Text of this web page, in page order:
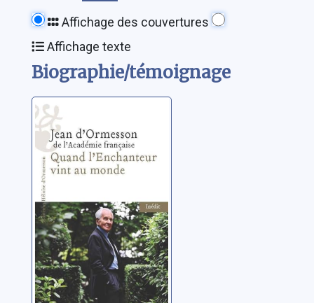
Affichage des couvertures
Affichage texte
Biographie/témoignage
Quand
l'enchanteur vint
au
monde:Chateaubriand
et moi
Ormesson, Jean d'